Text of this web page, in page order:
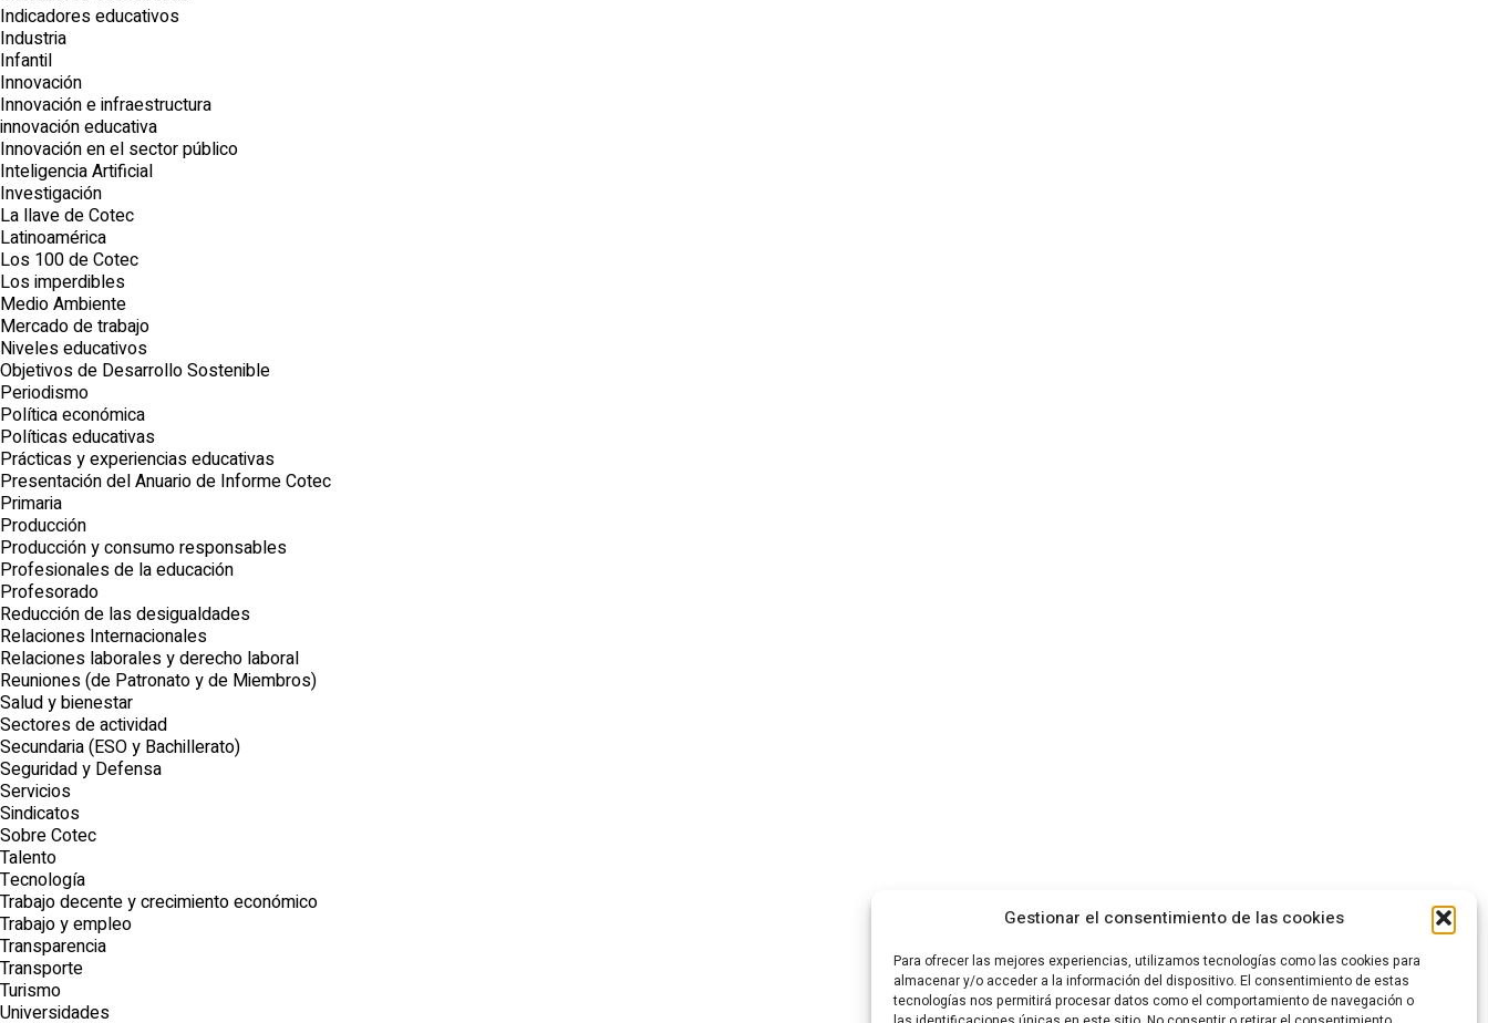
Gestionar el consentimiento de las cookies
Para ofrecer las mejores experiencias, utilizamos tecnologías como las cookies para
almacenar y/o acceder a la información del dispositivo. El consentimiento de estas
tecnologías nos permitirá procesar datos como el comportamiento de navegación o
Indicadores educativos
Industria
Infantil
Innovación
Innovación e infraestructura
innovación educativa
Innovación en el sector público
Inteligencia Artificial
Investigación
La llave de Cotec
Latinoamérica
Los 100 de Cotec
Los imperdibles
Medio Ambiente
Mercado de trabajo
Niveles educativos
Objetivos de Desarrollo Sostenible
Periodismo
Política económica
Políticas educativas
Prácticas y experiencias educativas
Presentación del Anuario de Informe Cotec
Primaria
Producción
Producción y consumo responsables
Profesionales de la educación
Profesorado
Reducción de las desigualdades
Relaciones Internacionales
Relaciones laborales y derecho laboral
Reuniones (de Patronato y de Miembros)
Salud y bienestar
Sectores de actividad
Secundaria (ESO y Bachillerato)
Seguridad y Defensa
Servicios
Sindicatos
Sobre Cotec
Talento
Tecnología
Trabajo decente y crecimiento económico
Trabajo y empleo
Transparencia
Transporte
Turismo
Universidades